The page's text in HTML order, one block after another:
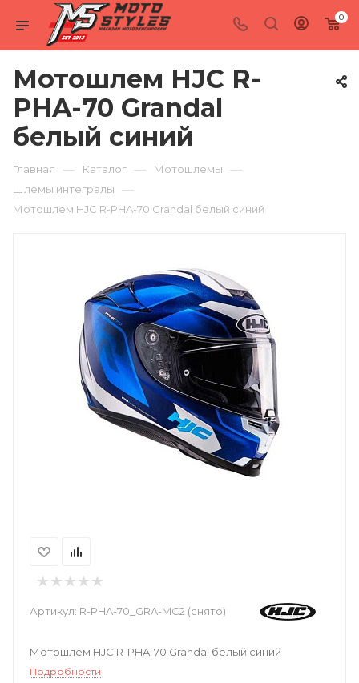
0
Мотошлем HJC R-
PHA-70 Grandal
белый синий
Главная — Каталог — Мотошлемы —
Шлемы интегралы —
Мотошлем HJC R-PHA-70 Grandal белый синий
Артикул: R-PHA-70_GRA-MC2 (снято)
Мотошлем HJC R-PHA-70 Grandal белый синий
Подробности